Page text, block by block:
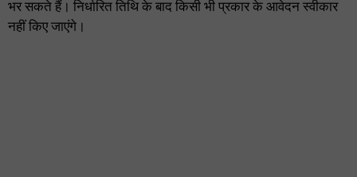
भर सकते हैं। निर्धारित तिथि के बाद किसी भी प्रकार के आवेदन स्वीकार
नहीं किए जाएंगे।